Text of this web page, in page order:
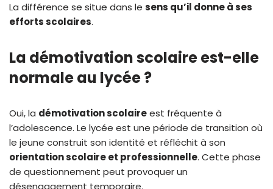
La différence se situe dans le sens qu’il donne à ses
efforts scolaires.
La démotivation scolaire est-elle
normale au lycée ?
Oui, la démotivation scolaireest fréquente à
l’adolescence. Le lycée est une période de transition où
le jeune construit son identité et réfléchit à son
orientation scolaire et professionnelle. Cette phase
de questionnement peut provoquer un
désengagement temporaire.